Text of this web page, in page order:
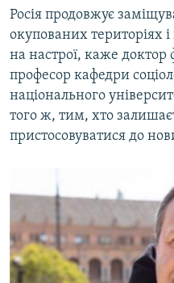
Росія продовжує
окупованих територіях
на настрої, каже доктор
професор кафедри
національного
того ж, тим, хто
пристосовуватися до